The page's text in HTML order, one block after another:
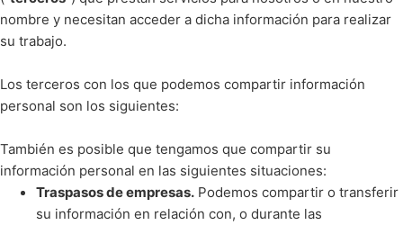
nombre y necesitan acceder a dicha información para realizar
su trabajo.
Los terceros con los que podemos compartir información
personal son los siguientes:
También es posible que tengamos que compartir su
información personal en las siguientes situaciones:
Traspasos de empresas. Podemos compartir o transferir
su información en relación con, o durante las